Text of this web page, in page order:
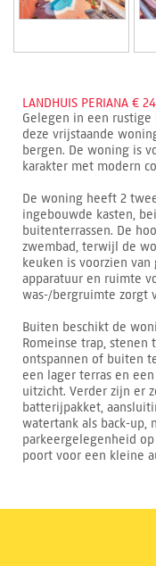
LANDHUIS PERIANA €
Gelegen in een
deze vrijstaande
bergen. De woning is
karakter met modern
De woning heeft 2
ingebouwde kasten,
buitenterrassen. De
zwembad, terwijl de
keuken is voorzien
apparatuur en ruimte
was-/bergruimte zorgt
Buiten beschikt de
Romeinse trap, stenen
ontspannen of buiten
een lager terras en
uitzicht. Verder zijn er
batterijpakket,
watertank als back-up,
parkeergelegenheid
poort voor een kleine